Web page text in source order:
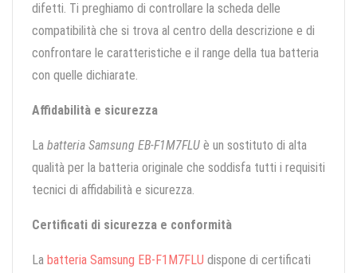
difetti. Ti preghiamo di controllare la scheda delle
compatibilità che si trova al centro della descrizione e di
confrontare le caratteristiche e il range della tua batteria
con quelle dichiarate.
Affidabilità e sicurezza
La batteria Samsung EB-F1M7FLU è un sostituto di alta
qualità per la batteria originale che soddisfa tutti i requisiti
tecnici di affidabilità e sicurezza.
Certificati di sicurezza e conformità
La batteria Samsung EB-F1M7FLU dispone di certificati